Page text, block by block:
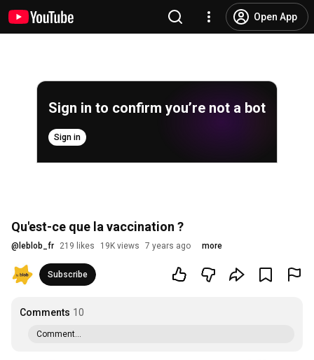
Open App
Sign in to confirm you’re not a bot
Sign in
Qu'est-ce que la vaccination ?
@ leblob_fr 219 likes 19K views 7 years ago more
Subscribe
Comments 10
Comment...